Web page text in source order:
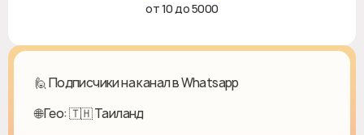
от 10 до 5000
🙋 Подписчики на канал в Whatsapp
🌐 Гео: 🇹🇭 Таиланд